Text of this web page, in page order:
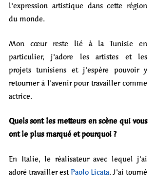
l'expression artistique dans cette région
du monde.
Mon cœur reste lié à la Tunisie en
particulier, j'adore les artistes et les
projets tunisiens et j'espère pouvoir y
retourner à l'avenir pour travailler comme
actrice.
Quels sont les metteurs en scène qui vous
ont le plus marqué et pourquoi ?
En Italie, le réalisateur avec lequel j'ai
adoré travailler est Paolo Licata. J'ai tourné